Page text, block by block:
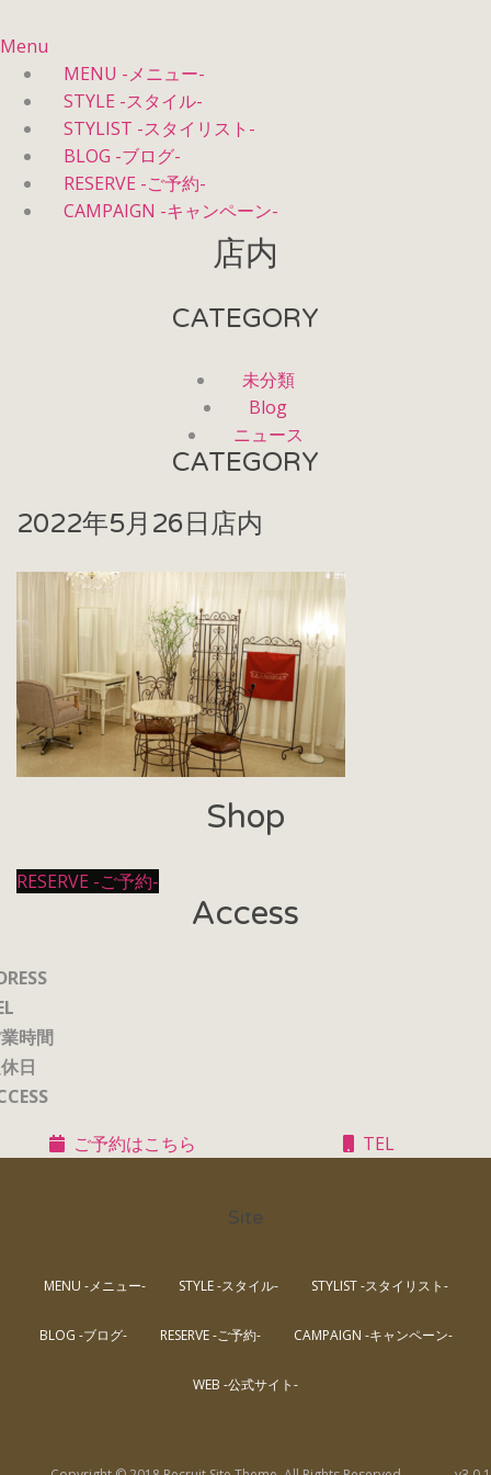
Menu
MENU -メニュー-
STYLE -スタイル-
STYLIST -スタイリスト-
BLOG -ブログ-
RESERVE -ご予約-
CAMPAIGN -キャンペーン-
店内
CATEGORY
未分類
Blog
ニュース
CATEGORY
2022年5月26日 店内
Shop
RESERVE -ご予約-
Access
時間
日
ご予約はこちら
TEL
Site
MENU -メニュー- STYLE -スタイル- STYLIST -スタイリスト-
BLOG -ブログ- RESERVE -ご予約- CAMPAIGN -キャンペーン-
WEB -公式サイト-